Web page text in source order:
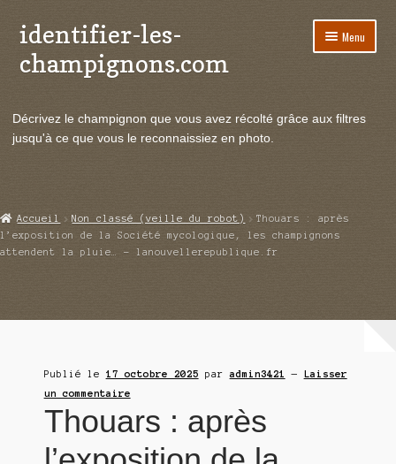
Aller
à
la
Aller
au
contenu
identifier-les-
champignons.com
Menu
le
Actualités
Echanges et contacts
Mycologie
Décrivez le champignon que vous avez récolté grâce aux filtres
jusqu'à ce que vous le reconnaissiez en photo.
Accueil Non classé (veille du robot)
Thouars : après
l’exposition de la Société mycologique, les champignons
attendent la pluie… – lanouvellerepublique.fr
Publié le 17 octobre 2025 paradmin3421 — Laisser
un commentaire
Thouars : après